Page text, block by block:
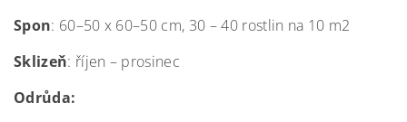
Spon: 60–50 x 60–50 cm, 30 – 40 rostlin na 10 m2
Sklizeň: říjen – prosinec
Odrůda: